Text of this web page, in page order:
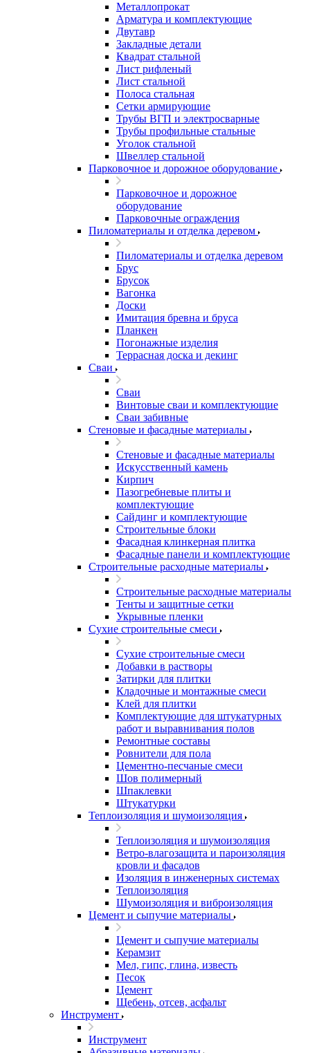
Металлопрокат
Арматура и комплектующие
Двутавр
Закладные детали
Квадрат стальной
Лист рифленый
Лист стальной
Полоса стальная
Сетки армирующие
Трубы ВГП и электросварные
Трубы профильные стальные
Уголок стальной
Швеллер стальной
Парковочное и дорожное оборудование
Парковочное и дорожное
оборудование
Парковочные ограждения
Пиломатериалы и отделка деревом
Пиломатериалы и отделка деревом
Брус
Брусок
Вагонка
Доски
Имитация бревна и бруса
Планкен
Погонажные изделия
Террасная доска и декинг
Сваи
Сваи
Винтовые сваи и комплектующие
Сваи забивные
Стеновые и фасадные материалы
Стеновые и фасадные материалы
Искусственный камень
Кирпич
Пазогребневые плиты и
комплектующие
Сайдинг и комплектующие
Строительные блоки
Фасадная клинкерная плитка
Фасадные панели и комплектующие
Строительные расходные материалы
Строительные расходные материалы
Тенты и защитные сетки
Укрывные пленки
Сухие строительные смеси
Сухие строительные смеси
Добавки в растворы
Затирки для плитки
Кладочные и монтажные смеси
Клей для плитки
Комплектующие для штукатурных
работ и выравнивания полов
Ремонтные составы
Ровнители для пола
Цементно-песчаные смеси
Шов полимерный
Шпаклевки
Штукатурки
Теплоизоляция и шумоизоляция
Теплоизоляция и шумоизоляция
Ветро-влагозащита и пароизоляция
кровли и фасадов
Изоляция в инженерных системах
Теплоизоляция
Шумоизоляция и виброизоляция
Цемент и сыпучие материалы
Цемент и сыпучие материалы
Керамзит
Мел, гипс, глина, известь
Песок
Цемент
Щебень, отсев, асфальт
Инструмент
Инструмент